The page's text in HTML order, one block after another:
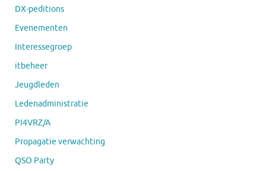
DX-peditions
Evenementen
Interessegroep
itbeheer
Jeugdleden
Ledenadministratie
PI4VRZ/A
Propagatie verwachting
QSO Party